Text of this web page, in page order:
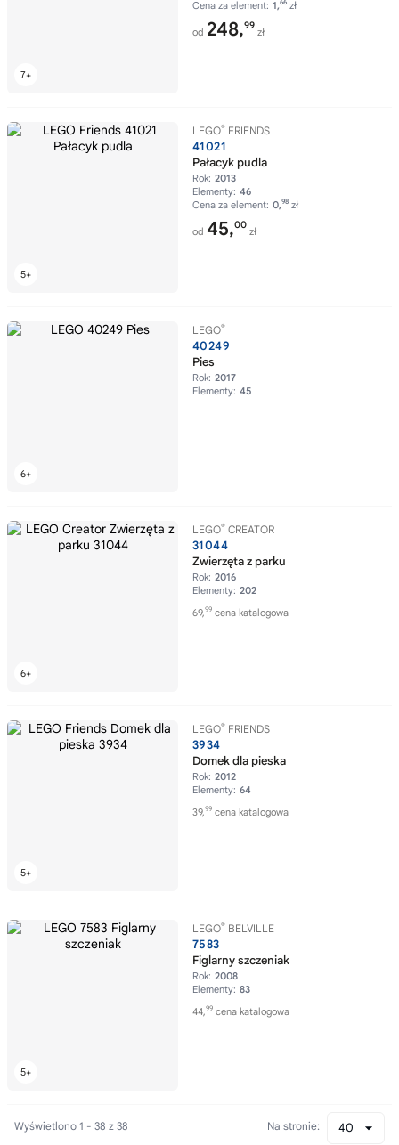
Cena za element: 1,66 zł
od 248,99
zł
LEGO® FRIENDS
41021
Pałacyk pudla
Rok: 2013
Elementy: 46
Cena za element: 0,98 zł
od 45,00
zł
LEGO®
40249
Pies
Rok: 2017
Elementy: 45
LEGO® CREATOR
31044
Zwierzęta z parku
Rok: 2016
Elementy: 202
69,99 cena katalogowa
LEGO® FRIENDS
3934
Domek dla pieska
Rok: 2012
Elementy: 64
39,99 cena katalogowa
LEGO® BELVILLE
7583
Figlarny szczeniak
Rok: 2008
Elementy: 83
44,99 cena katalogowa
Wyświetlono 1 - 38 z 38 40
Na stronie: